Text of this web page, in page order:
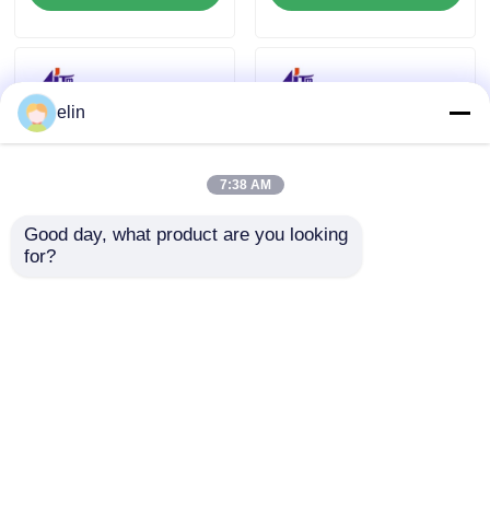
elin
7:38 AM
Good day, what product are you looking
for?